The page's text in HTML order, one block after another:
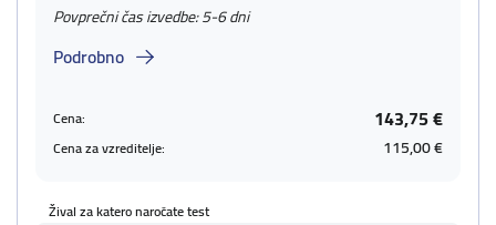
Povprečni čas izvedbe: 5-6 dni
Podrobno
Cena: 143,75 €
Cena za vzreditelje: 115,00 €
Žival za katero naročate test